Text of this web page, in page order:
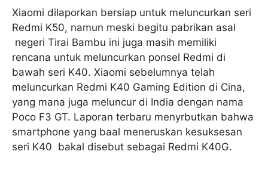
Xiaomi dilaporkan bersiap untuk meluncurkan seri
Redmi K50, namun meski begitu pabrikan asal
negeri Tirai Bambu ini juga masih memiliki
rencana untuk meluncurkan ponsel Redmi di
bawah seri K40. Xiaomi sebelumnya telah
meluncurkan Redmi K40 Gaming Edition di Cina,
yang mana juga meluncur di India dengan nama
Poco F3 GT. Laporan terbaru menyrbutkan bahwa
smartphone yang baal meneruskan kesuksesan
seri K40 bakal disebut sebagai Redmi K40G.